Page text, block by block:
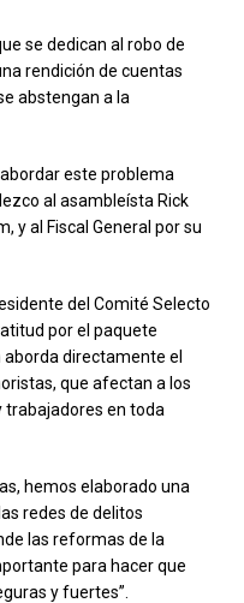
se dedican al robo de
rendición de cuentas
abstengan a la
este problema
al asambleísta Rick
y al Fiscal General por su
del Comité Selecto
por el paquete
aborda directamente el
que afectan a los
trabajadores en toda
hemos elaborado una
redes de delitos
las reformas de la
para hacer que
y fuertes”.